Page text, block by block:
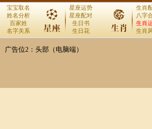
宝宝取名
姓名分析
百家姓
名字关系
星座运势
星座配对
生日书
生日花
生肖
八字
生肖
生肖
广告位2：头部（电脑端）